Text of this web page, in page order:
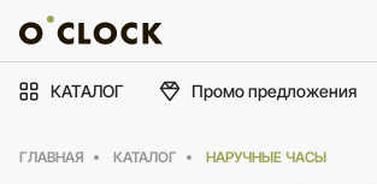
КАТАЛОГ Промо предложения
ГЛАВНАЯ КАТАЛОГ НАРУЧНЫЕ ЧАСЫ